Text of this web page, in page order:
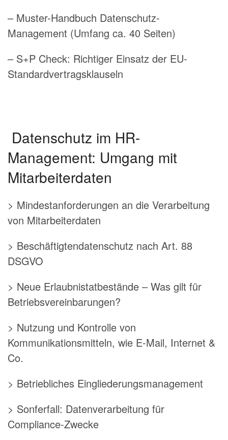
– Muster-Handbuch Datenschutz-
Management (Umfang ca. 40 Seiten)
– S+P Check: Richtiger Einsatz der EU-
Standardvertragsklauseln
Datenschutz im HR-
Management: Umgang mit
Mitarbeiterdaten
> Mindestanforderungen an die Verarbeitung
von Mitarbeiterdaten
> Beschäftigtendatenschutz nach Art. 88
DSGVO
> Neue Erlaubnistatbestände – Was gilt für
Betriebsvereinbarungen?
> Nutzung und Kontrolle von
Kommunikationsmitteln, wie E-Mail, Internet &
Co.
> Betriebliches Eingliederungsmanagement
> Sonferfall: Datenverarbeitung für
Compliance-Zwecke